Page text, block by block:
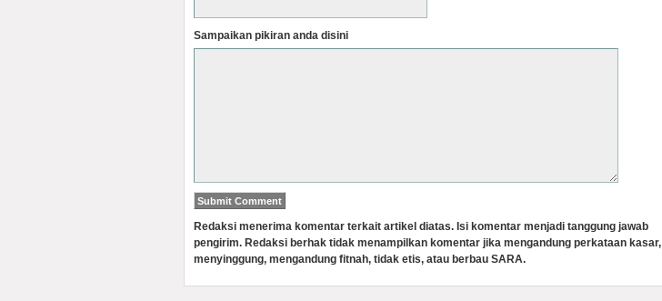
Sampaikan pikiran anda disini
Redaksi menerima komentar terkait artikel diatas. Isi komentar menjadi tanggung jawab
pengirim. Redaksi berhak tidak menampilkan komentar jika mengandung perkataan kasar,
menyinggung, mengandung fitnah, tidak etis, atau berbau SARA.